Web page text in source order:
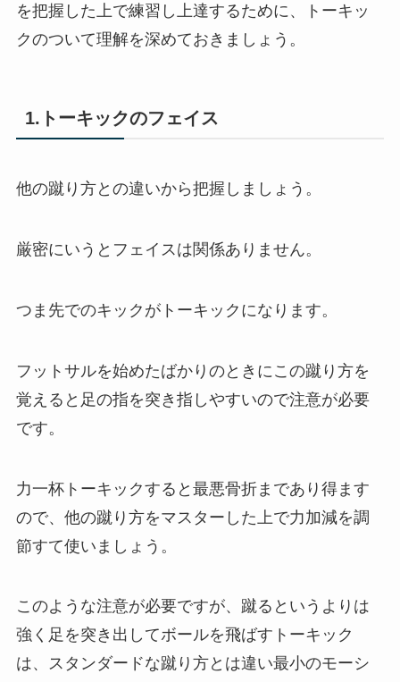
を把握した上で練習し上達するために、トーキッ
クのついて理解を深めておきましょう。
1.トーキックのフェイス
他の蹴り方との違いから把握しましょう。
厳密にいうとフェイスは関係ありません。
つま先でのキックがトーキックになります。
フットサルを始めたばかりのときにこの蹴り方を
覚えると足の指を突き指しやすいので注意が必要
です。
力一杯トーキックすると最悪骨折まであり得ます
ので、他の蹴り方をマスターした上で力加減を調
節すて使いましょう。
このような注意が必要ですが、蹴るというよりは
強く足を突き出してボールを飛ばすトーキック
は、スタンダードな蹴り方とは違い最小のモーシ